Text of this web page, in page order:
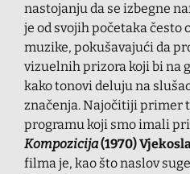
nastojanju da se izbegne
je od svojih početaka
muzike, pokušavajući da
vizuelnih prizora koji bi na
kako tonovi deluju na
značenja. Najočitiji primer
programu koji smo imali
Kompozicija(1970)
filma je, kao što naslov